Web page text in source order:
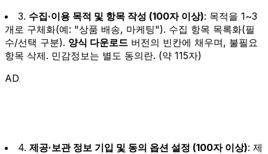
3. 수집·이용 목적 및 항목 작성 (100자 이상): 목적을 1~3
개로 구체화(예: "상품 배송, 마케팅"). 수집 항목 목록화(필
수/선택 구분). 양식 다운로드 버전의 빈칸에 채우며, 불필요
항목 삭제. 민감정보는 별도 동의란. (약 115자)
AD
4. 제공·보관 정보 기입 및 동의 옵션 설정 (100자 이상): 제